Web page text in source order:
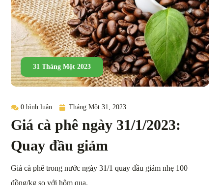
31 Tháng Một 2023
0 bình luận Tháng Một 31, 2023
Giá cà phê ngày 31/1/2023:
Quay đầu giảm
Giá cà phê trong nước ngày 31/1 quay đầu giảm nhẹ 100
đồng/kg so với hôm qua.